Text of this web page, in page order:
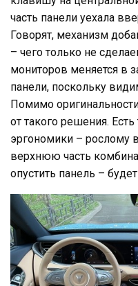
часть панели уехала
Говорят, механизм
– чего только не
мониторов меняется в
панели, поскольку
Помимо
от такого решения. Есть
эргономики – рослому
верхнюю часть
опустить панель –